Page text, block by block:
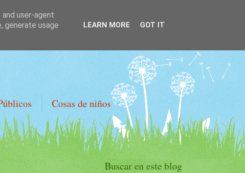
Cosas de niños
Buscar en este blog
user-agent
generate usage
LEARN MORE GOT IT